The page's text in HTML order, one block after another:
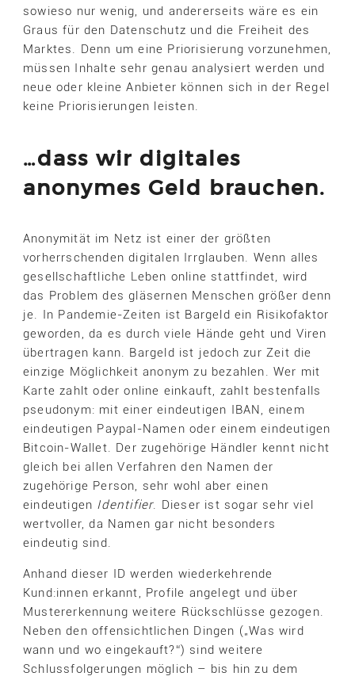
sowieso nur wenig, und andererseits wäre es ein
Graus für den Datenschutz und die Freiheit des
Marktes. Denn um eine Priorisierung vorzunehmen,
müssen Inhalte sehr genau analysiert werden und
neue oder kleine Anbieter können sich in der Regel
keine Priorisierungen leisten.
…dass wir digitales
anonymes Geld brauchen.
Anonymität im Netz ist einer der größten
vorherrschenden digitalen Irrglauben. Wenn alles
gesellschaftliche Leben online stattfindet, wird
das Problem des gläsernen Menschen größer denn
je. In Pandemie-Zeiten ist Bargeld ein Risikofaktor
geworden, da es durch viele Hände geht und Viren
übertragen kann. Bargeld ist jedoch zur Zeit die
einzige Möglichkeit anonym zu bezahlen. Wer mit
Karte zahlt oder online einkauft, zahlt bestenfalls
pseudonym: mit einer eindeutigen IBAN, einem
eindeutigen Paypal-Namen oder einem eindeutigen
Bitcoin-Wallet. Der zugehörige Händler kennt nicht
gleich bei allen Verfahren den Namen der
zugehörige Person, sehr wohl aber einen
eindeutigen Identifier. Dieser ist sogar sehr viel
wertvoller, da Namen gar nicht besonders
eindeutig sind.
Anhand dieser ID werden wiederkehrende
Kund:innen erkannt, Profile angelegt und über
Mustererkennung weitere Rückschlüsse gezogen.
Neben den offensichtlichen Dingen („Was wird
wann und wo eingekauft?“) sind weitere
Schlussfolgerungen möglich – bis hin zu dem